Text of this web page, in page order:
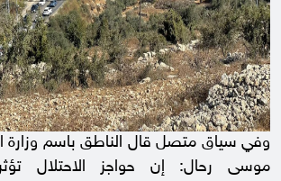
وفي سياق متصل قال الناطق باسم وزارة
موسى رحال: إن حواجز الاحتلال